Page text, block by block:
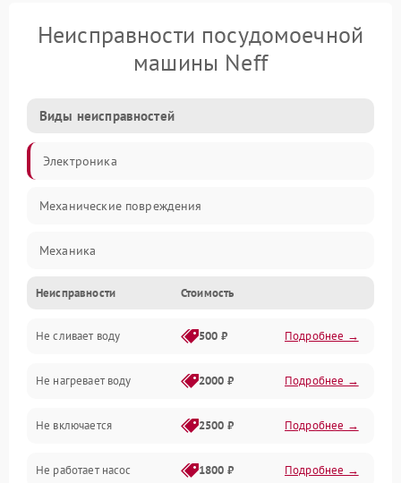
Неисправности посудомоечной
машины Neff
Виды неисправностей
Электроника
Механические повреждения
Механика
Управление
Электропитание
Датчики
Нагрев
Вода
Неисправности Стоимость
Не сливает воду 500 ₽ Подробнее →
Не нагревает воду 2000 ₽ Подробнее →
Не включается 2500 ₽ Подробнее →
Не работает насос 1800 ₽ Подробнее →